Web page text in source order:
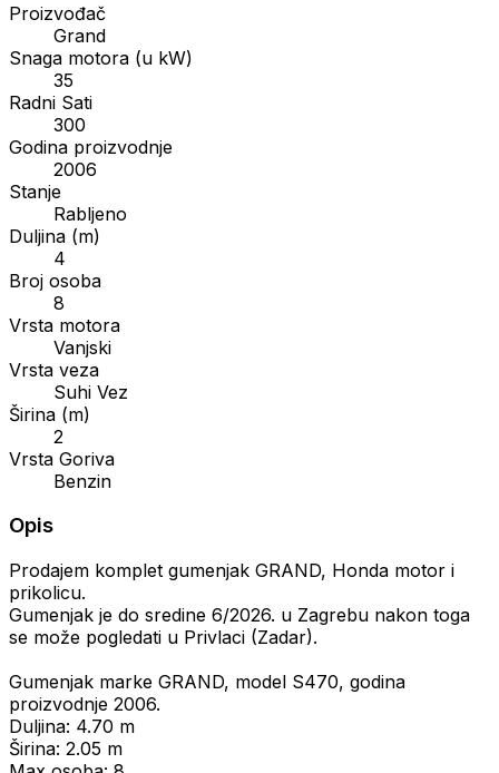
Proizvođač
Grand
Snaga motora (u kW)
35
Radni Sati
300
Godina proizvodnje
2006
Stanje
Rabljeno
Duljina (m)
4
Broj osoba
8
Vrsta motora
Vanjski
Vrsta veza
Suhi Vez
Širina (m)
2
Vrsta Goriva
Benzin
Opis
Prodajem komplet gumenjak GRAND, Honda motor i
prikolicu.
Gumenjak je do sredine 6/2026. u Zagrebu nakon toga
se može pogledati u Privlaci (Zadar).
Gumenjak marke GRAND, model S470, godina
proizvodnje 2006.
Duljina: 4.70 m
Širina: 2.05 m